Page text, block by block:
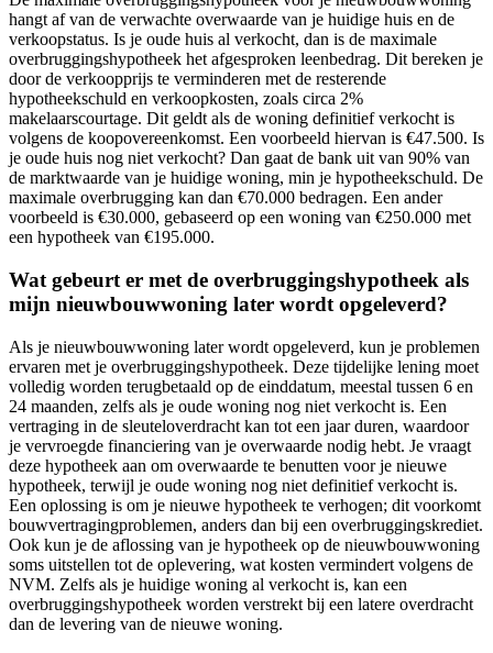
hangt af van de verwachte overwaarde van je huidige huis en de
verkoopstatus. Is je oude huis al verkocht, dan is de maximale
overbruggingshypotheek het afgesproken leenbedrag. Dit bereken je
door de verkoopprijs te verminderen met de resterende
hypotheekschuld en verkoopkosten, zoals circa 2%
makelaarscourtage. Dit geldt als de woning definitief verkocht is
volgens de koopovereenkomst. Een voorbeeld hiervan is €47.500. Is
je oude huis nog niet verkocht? Dan gaat de bank uit van 90% van
de marktwaarde van je huidige woning, min je hypotheekschuld. De
maximale overbrugging kan dan €70.000 bedragen. Een ander
voorbeeld is €30.000, gebaseerd op een woning van €250.000 met
een hypotheek van €195.000.
Wat gebeurt er met de overbruggingshypotheek als
mijn nieuwbouwwoning later wordt opgeleverd?
Als je nieuwbouwwoning later wordt opgeleverd, kun je problemen
ervaren met je overbruggingshypotheek. Deze tijdelijke lening moet
volledig worden terugbetaald op de einddatum, meestal tussen 6 en
24 maanden, zelfs als je oude woning nog niet verkocht is. Een
vertraging in de sleuteloverdracht kan tot een jaar duren, waardoor
je vervroegde financiering van je overwaarde nodig hebt. Je vraagt
deze hypotheek aan om overwaarde te benutten voor je nieuwe
hypotheek, terwijl je oude woning nog niet definitief verkocht is.
Een oplossing is om je nieuwe hypotheek te verhogen; dit voorkomt
bouwvertragingproblemen, anders dan bij een overbruggingskrediet.
Ook kun je de aflossing van je hypotheek op de nieuwbouwwoning
soms uitstellen tot de oplevering, wat kosten vermindert volgens de
NVM. Zelfs als je huidige woning al verkocht is, kan een
overbruggingshypotheek worden verstrekt bij een latere overdracht
dan de levering van de nieuwe woning.